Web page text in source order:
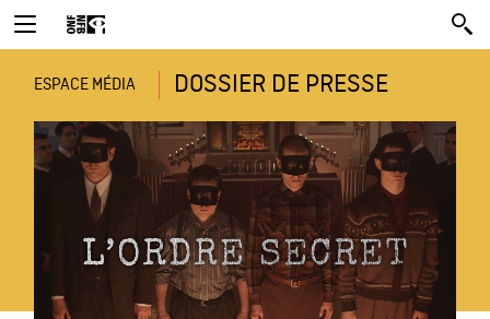
ESPACE MÉDIA DOSSIER DE PRESSE